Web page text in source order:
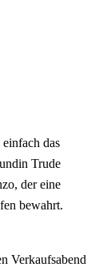
das
Trude
der eine
bewahrt.
Verkaufsabend